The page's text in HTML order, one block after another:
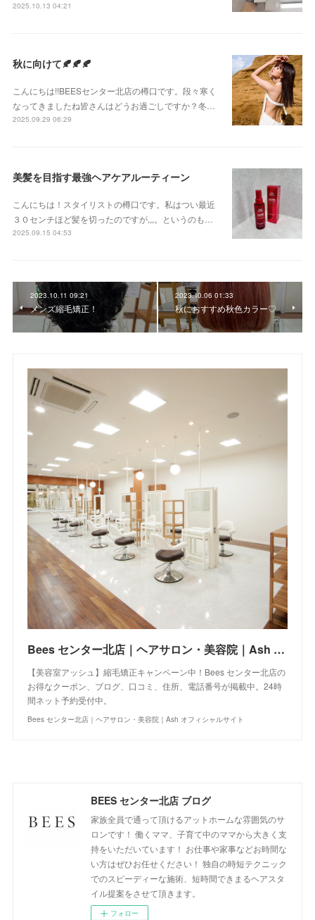
2025.10.13 04:21
秋に向けて🍂🍂🍂
こんにちは!!BEESセンター北店の樽口です。段々寒く
なってきましたね皆さんはどうお過ごしですか？冬…
2025.09.29 06:29
美髪を目指す最強ヘアケアルーティーン
こんにちは！スタイリストの樽口です。私はつい最近
３０センチほど髪を切ったのですが,,,。というのも…
2025.09.15 04:53
2023.10.11 09:21
メンズ縮毛矯正！
2023.10.06 01:33
秋におすすめ秋色カラー♡
Bees センター北店｜ヘアサロン・美容院｜Ash オフィシャルサイト
【美容室アッシュ】縮毛矯正キャンペーン中！Bees センター北店の
お得なクーポン、ブログ、口コミ、住所、電話番号が掲載中。24時
間ネット予約受付中。
Bees センター北店｜ヘアサロン・美容院｜Ash オフィシャルサイト
BEES センター北店 ブログ
家族全員で通って頂けるアットホームな雰囲気のサ
ロンです！ 働くママ、子育て中のママから大きく支
持をいただいています！ お仕事や家事などお時間な
い方はぜひお任せください！ 独自の時短テクニック
でのスピーディーな施術、短時間できまるヘアスタ
イル提案をさせて頂きます。
フォロー